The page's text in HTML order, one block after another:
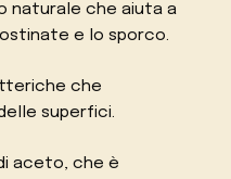
naturale che aiuta a
e lo sporco.
che
superfici.
aceto, che è